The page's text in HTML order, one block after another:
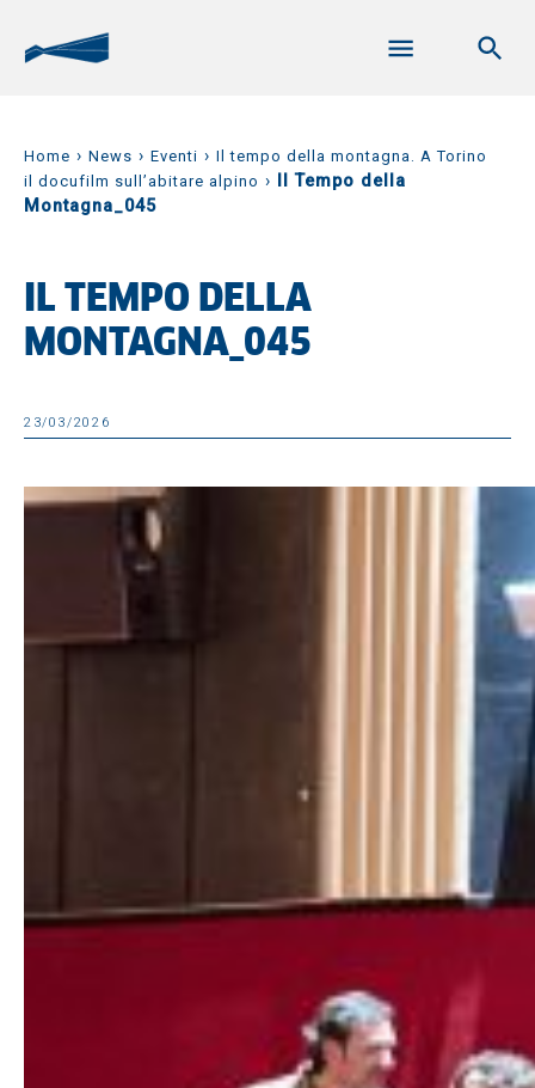
Home › News › Eventi › Il tempo della montagna. A Torino
il docufilm sull’abitare alpino ›
Il Tempo della
Montagna_045
IL TEMPO DELLA
MONTAGNA_045
23/03/2026